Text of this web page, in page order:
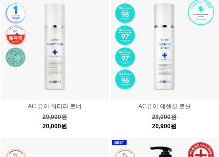
AC 퓨어 워터리 토너
29,000원
20,000원
AC퓨어 에센셜 로션
29,000원
20,900원